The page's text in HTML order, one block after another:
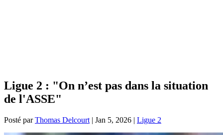
Ligue 2 : "On n’est pas dans la situation
de l'ASSE"
Posté parThomas Delcourt | Jan 5, 2026 | Ligue 2